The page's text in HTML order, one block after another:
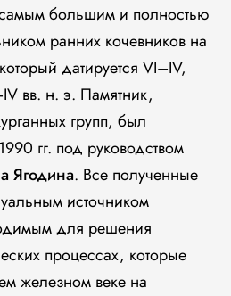
большим и полностью
ранних кочевников на
датируется VI–IV,
вв. н. э. Памятник,
групп, был
гг. под руководством
Ягодина. Все полученные
источником
для решения
процессах, которые
железном веке на